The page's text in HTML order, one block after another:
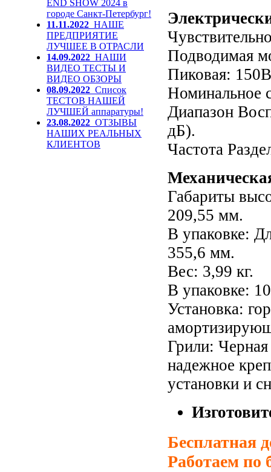
END SHOW 2024 в
городе Санкт-Петербург!
11.11.2022 НАШЕ
ПРЕДПРИЯТИЕ
ЛУЧШЕЕ В ОТРАСЛИ
14.09.2022 НАШИ
ВИДЕО ТЕСТЫ И
ВИДЕО ОБЗОРЫ
08.09.2022 Список
ТЕСТОВ НАШЕЙ
ЛУЧШЕЙ аппаратуры!
23.08.2022 ОТЗЫВЫ
НАШИХ РЕАЛЬНЫХ
КЛИЕНТОВ
Подводимая
Пиковая:
Номинальное
Диапазон
дБ).
Частота
Габариты
209,55 мм.
В упаковке:
355,6 мм.
Вес: 3,99 кг.
В упаковке:
Установка:
Грили: Черная
надежное
установки и
Бесплатная
Работаем по